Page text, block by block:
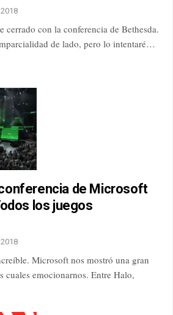
cerrado con la conferencia de Bethesda.
de lado, pero lo intentaré…
de Microsoft
los juegos
Microsoft nos mostró una gran
cuales emocionarnos. Entre Halo,